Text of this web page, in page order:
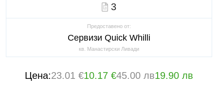
3
Предоставено от:
Сервизи Quick Whilli
кв. Манастирски Ливади
Цена:23.01 €10.17 €45.00 лв19.90 лв